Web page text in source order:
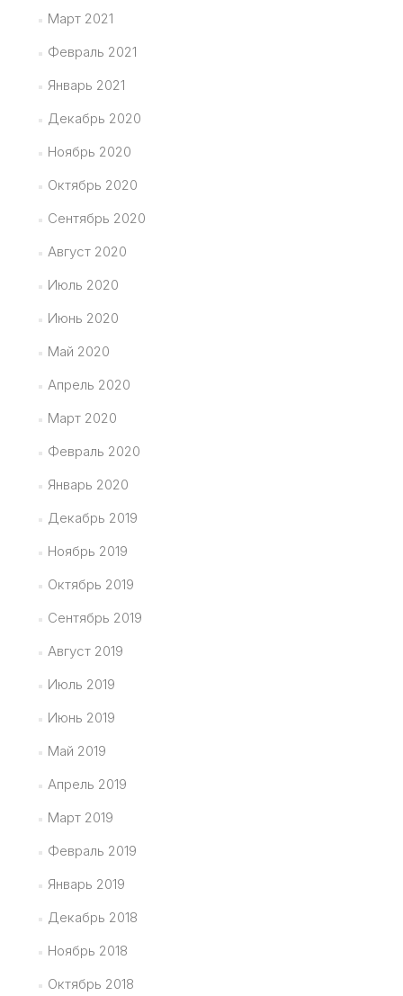
Март 2021
Февраль 2021
Январь 2021
Декабрь 2020
Ноябрь 2020
Октябрь 2020
Сентябрь 2020
Август 2020
Июль 2020
Июнь 2020
Май 2020
Апрель 2020
Март 2020
Февраль 2020
Январь 2020
Декабрь 2019
Ноябрь 2019
Октябрь 2019
Сентябрь 2019
Август 2019
Июль 2019
Июнь 2019
Май 2019
Апрель 2019
Март 2019
Февраль 2019
Январь 2019
Декабрь 2018
Ноябрь 2018
Октябрь 2018